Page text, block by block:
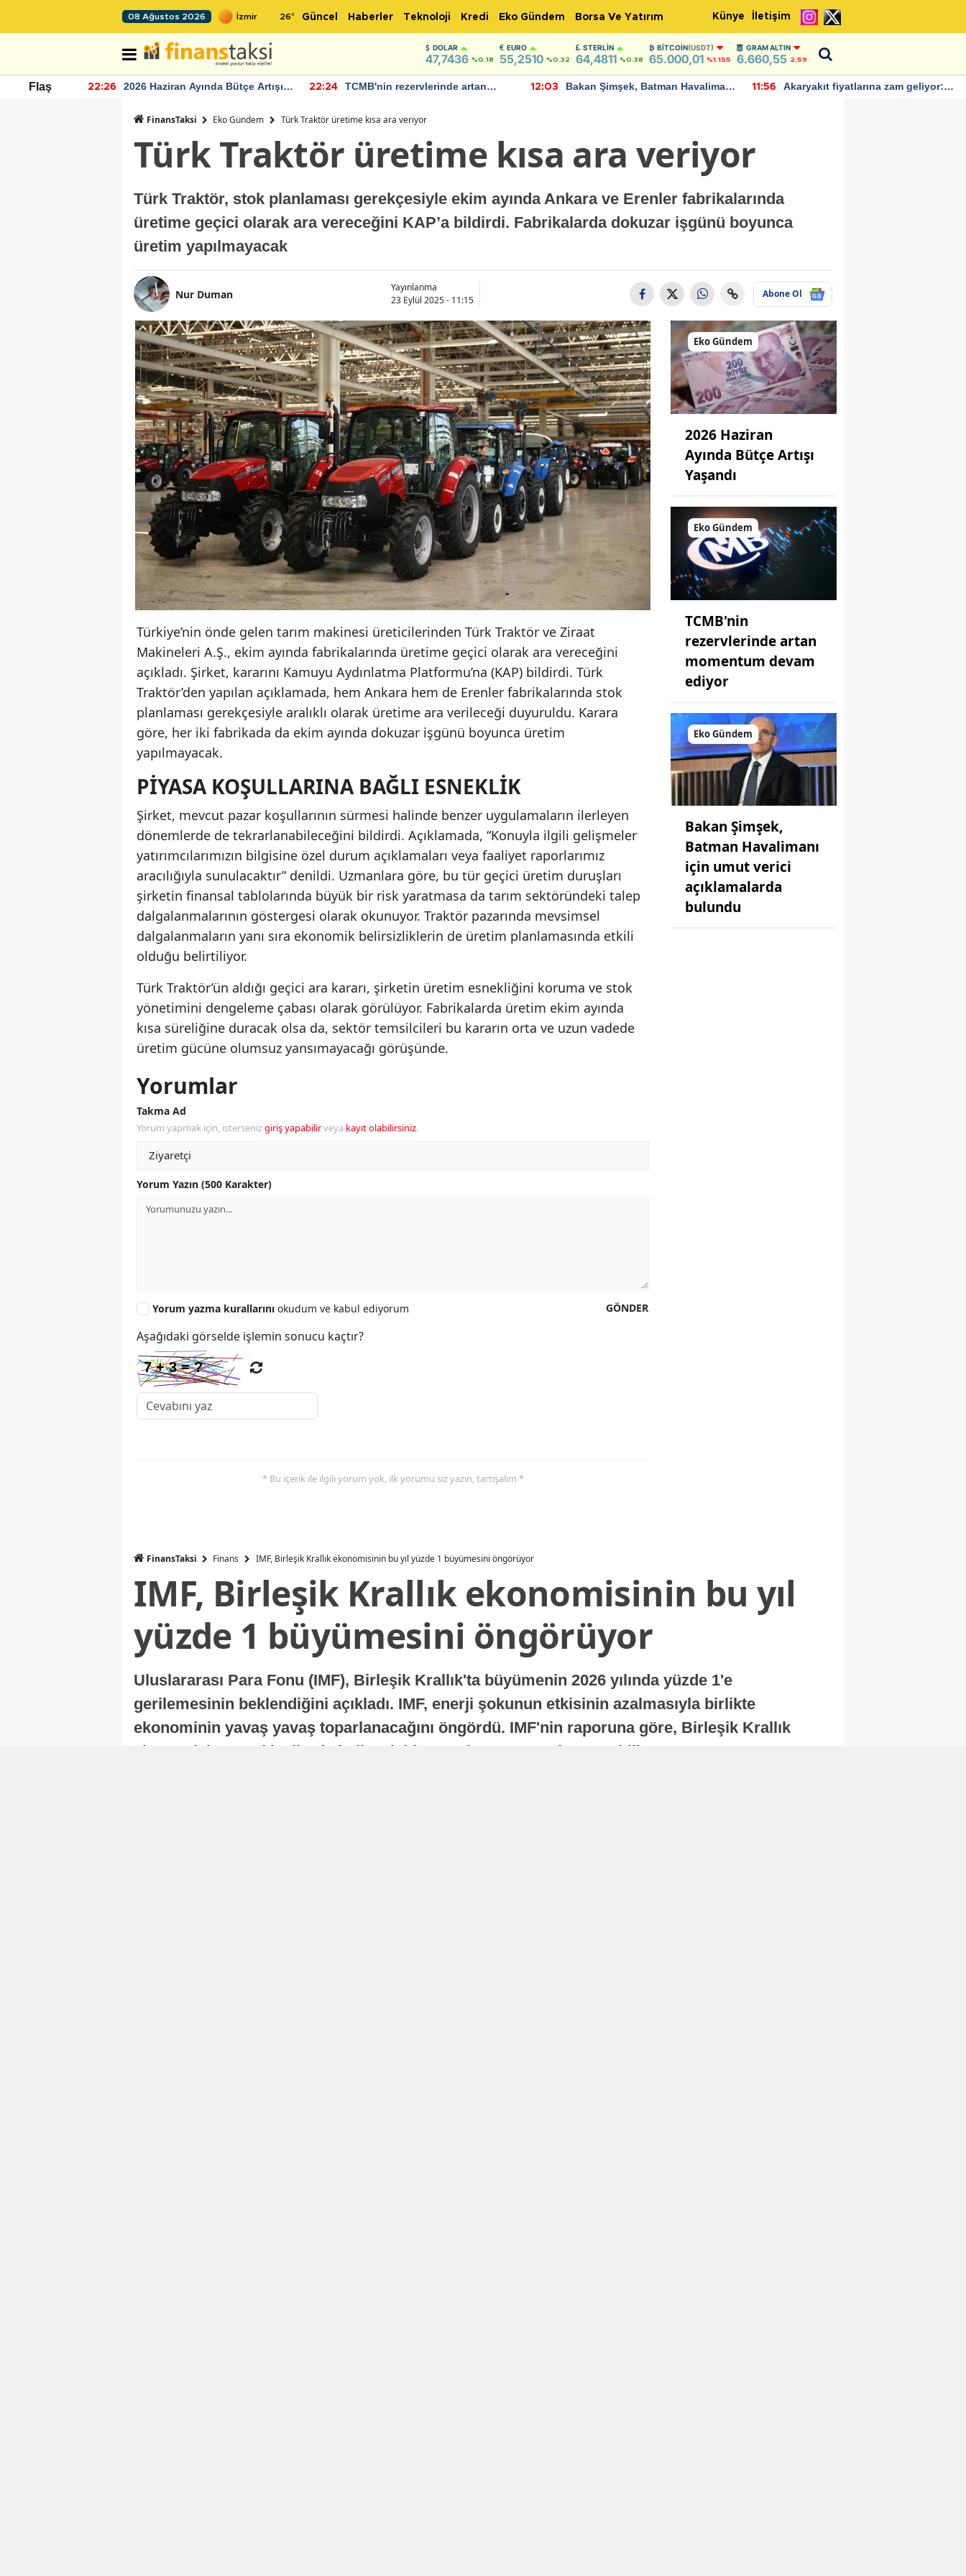
08 Ağustos 2026 26° Güncel Haberler Teknoloji Kredi Eko Gündem Borsa Ve Yatırım Künye İletişim
DOLAR
47,7436 %0.18
EURO
55,2510 %0.32
STERLIN
64,4811 %0.38
BITCOIN(USDT)
65.000,01 %1.155
GRAM ALTIN
6.660,55 2,59
Flaş 22:26
2026 Haziran Ayında Bütçe Artışı
22:24
TCMB'nin rezervlerinde artan
12:03
Bakan Şimşek, Batman Havalimanı
11:56
Akaryakıt fiyatlarına zam geliyor:
FinansTaksi Eko Gündem Türk Traktör üretime kısa ara veriyor
Türk Traktör üretime kısa ara veriyor
Türk Traktör, stok planlaması gerekçesiyle ekim ayında Ankara ve Erenler fabrikalarında
üretime geçici olarak ara vereceğini KAP’a bildirdi. Fabrikalarda dokuzar işgünü boyunca
üretim yapılmayacak
Nur Duman
Yayınlanma
23 Eylül 2025 - 11:15
Abone Ol
Türkiye’nin önde gelen tarım makinesi üreticilerinden Türk Traktör ve Ziraat
Makineleri A.Ş., ekim ayında fabrikalarında üretime geçici olarak ara vereceğini
açıkladı. Şirket, kararını Kamuyu Aydınlatma Platformu’na (KAP) bildirdi. Türk
Traktör’den yapılan açıklamada, hem Ankara hem de Erenler fabrikalarında stok
planlaması gerekçesiyle aralıklı olarak üretime ara verileceği duyuruldu. Karara
göre, her iki fabrikada da ekim ayında dokuzar işgünü boyunca üretim
yapılmayacak.
PIYASA KOŞULLARINA BAĞLI ESNEKLIK
Şirket, mevcut pazar koşullarının sürmesi halinde benzer uygulamaların ilerleyen
dönemlerde de tekrarlanabileceğini bildirdi. Açıklamada, “Konuyla ilgili gelişmeler
yatırımcılarımızın bilgisine özel durum açıklamaları veya faaliyet raporlarımız
aracılığıyla sunulacaktır” denildi. Uzmanlara göre, bu tür geçici üretim duruşları
şirketin finansal tablolarında büyük bir risk yaratmasa da tarım sektöründeki talep
dalgalanmalarının göstergesi olarak okunuyor. Traktör pazarında mevsimsel
dalgalanmaların yanı sıra ekonomik belirsizliklerin de üretim planlamasında etkili
olduğu belirtiliyor.
Türk Traktör’ün aldığı geçici ara kararı, şirketin üretim esnekliğini koruma ve stok
yönetimini dengeleme çabası olarak görülüyor. Fabrikalarda üretim ekim ayında
kısa süreliğine duracak olsa da, sektör temsilcileri bu kararın orta ve uzun vadede
üretim gücüne olumsuz yansımayacağı görüşünde.
Yorumlar
Takma Ad
Yorum yapmak için, istersenizgiriş yapabilirveya kayıt olabilirsiniz.
Yorum Yazın (500 Karakter)
GÖNDER
Yorum yazma kurallarını okudum ve kabul ediyorum
Aşağıdaki görselde işlemin sonucu kaçtır?
* Bu içerik ile ilgili yorum yok, ilk yorumu siz yazın, tartışalım *
Eko Gündem
2026 Haziran
Ayında Bütçe Artışı
Yaşandı
Eko Gündem
TCMB'nin
rezervlerinde artan
momentum devam
ediyor
Eko Gündem
Bakan Şimşek,
Batman Havalimanı
için umut verici
açıklamalarda
bulundu
FinansTaksi Finans IMF, Birleşik Krallık ekonomisinin bu yıl yüzde 1 büyümesini öngörüyor
IMF, Birleşik Krallık ekonomisinin bu yıl
yüzde 1 büyümesini öngörüyor
Uluslararası Para Fonu (IMF), Birleşik Krallık'ta büyümenin 2026 yılında yüzde 1'e
gerilemesinin beklendiğini açıkladı. IMF, enerji şokunun etkisinin azalmasıyla birlikte
ekonominin yavaş yavaş toparlanacağını öngördü. IMF'nin raporuna göre, Birleşik Krallık
ekonomisi, sonraki yıllarda istikrarlı bir toparlanma süreci yaşayabilir.